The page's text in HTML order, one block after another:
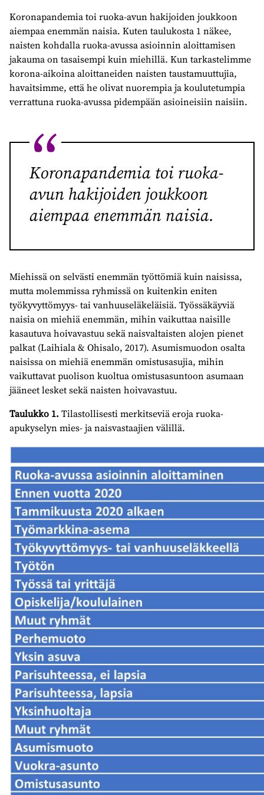
Koronapandemia toi ruoka-avun hakijoiden joukkoon
aiempaa enemmän naisia. Kuten taulukosta 1 näkee,
naisten kohdalla ruoka-avussa asioinnin aloittamisen
jakauma on tasaisempi kuin miehillä. Kun tarkastelimme
korona-aikoina aloittaneiden naisten taustamuuttujia,
havaitsimme, että he olivat nuorempia ja koulutetumpia
verrattuna ruoka-avussa pidempään asioineisiin naisiin.
Koronapandemia toi ruoka-
avun hakijoiden joukkoon
aiempaa enemmän naisia.
Miehissä on selvästi enemmän työttömiä kuin naisissa,
mutta molemmissa ryhmissä on kuitenkin eniten
työkyvyttömyys- tai vanhuuseläkeläisiä. Työssäkäyviä
naisia on miehiä enemmän, mihin vaikuttaa naisille
kasautuva hoivavastuu sekä naisvaltaisten alojen pienet
palkat (Laihiala & Ohisalo, 2017). Asumismuodon osalta
naisissa on miehiä enemmän omistusasujia, mihin
vaikuttavat puolison kuoltua omistusasuntoon asumaan
jääneet lesket sekä naisten hoivavastuu.
Taulukko 1.Tilastollisesti merkitseviä eroja ruoka-
apukyselyn mies- ja naisvastaajien välillä.